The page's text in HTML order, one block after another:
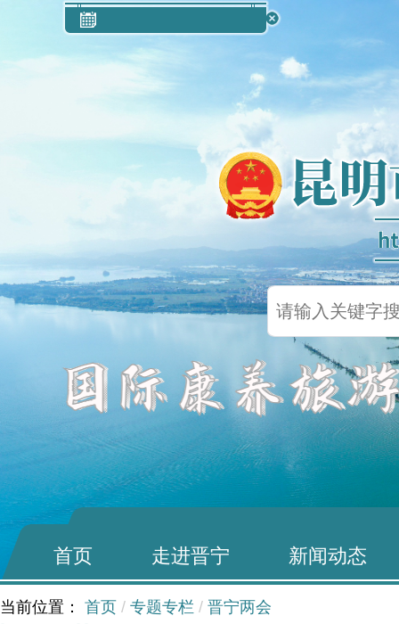
首页 走进晋宁 新闻动态
当前位置： 首页 / 专题专栏 / 晋宁两会